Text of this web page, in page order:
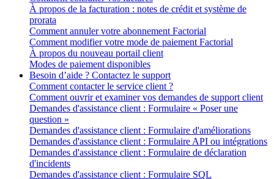
À propos de la facturation : notes de crédit et système de
prorata
Comment annuler votre abonnement Factorial
Comment modifier votre mode de paiement Factorial
À propos du nouveau portail client
Modes de paiement disponibles
Besoin d’aide ? Contactez le support
Comment contacter le service client ?
Comment ouvrir et examiner vos demandes de support client
Demandes d'assistance client : Formulaire « Poser une
question »
Demandes d'assistance client : Formulaire d'améliorations
Demandes d'assistance client : Formulaire API ou intégrations
Demandes d'assistance client : Formulaire de déclaration
d'incidents
Demandes d'assistance client : Formulaire SQL